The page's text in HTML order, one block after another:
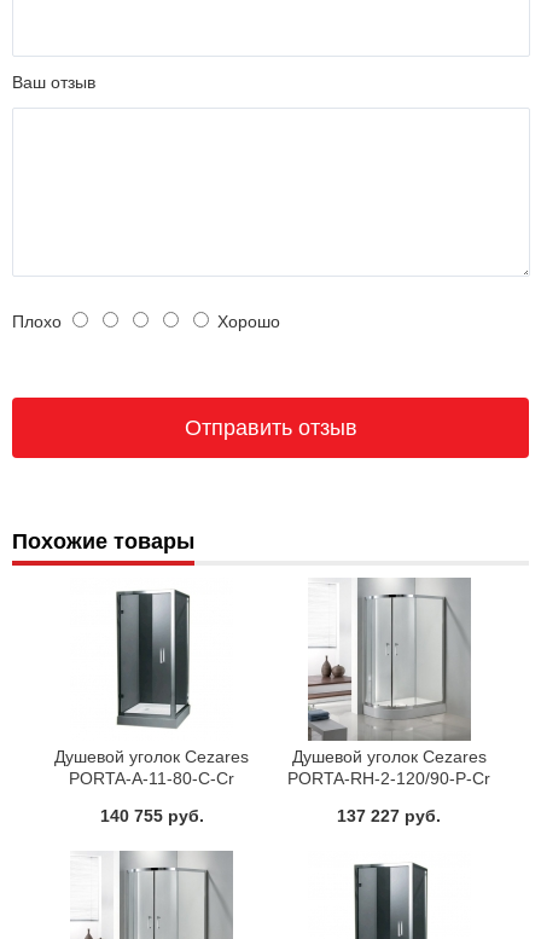
Ваш отзыв
Плохо Хорошо
Похожие товары
Душевой уголок Cezares
PORTA-A-11-80-C-Cr
140 755 руб.
Душевой уголок Cezares
PORTA-RH-2-120/90-P-Cr
137 227 руб.